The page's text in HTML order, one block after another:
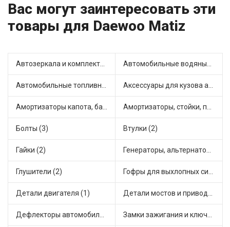
Вас могут заинтересовать эти
товары для Daewoo Matiz
Автозеркала и комплектующие (2) Автомобильные водяные насосы (2)
Автомобильные топливные насосы (3) Аксессуары для кузова автомобиля (1)
Амортизаторы капота, багажника (2) Амортизаторы, стойки, подушки стоек (11)
Болты (3) Втулки (2)
Гайки (2) Генераторы, альтернаторы и комплектующие (1)
Глушители (2) Гофры для выхлопных систем (8)
Детали двигателя (1) Детали мостов и привода трансмиссии (8)
Дефлекторы автомобильные (1) Замки зажигания и ключи (3)